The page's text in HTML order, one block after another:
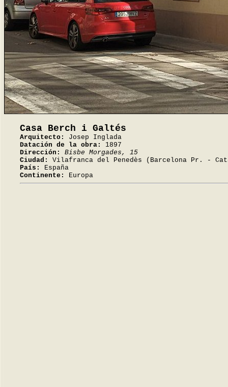
Casa Berch i Galtés
Arquitecto:
Josep Inglada
Datación de la obra:
1897
Dirección:
Bisbe Morgades, 15
Ciudad:
Vilafranca del Penedès (Barcelona Pr. -
País:
España
Continente:
Europa